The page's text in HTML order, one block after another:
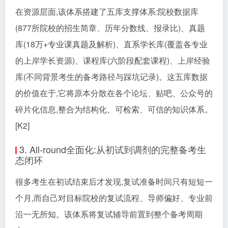
在资源层面,该体系搭建了五库支撑体系:院校数据库
(877所院校的招生简章、历年分数线、报录比)、真题
库(18万+专业课真题及解析)、直系学长库(覆盖各专业
的上岸学长资源)、课程库(六阶段配套课程)、上岸经验
库(不同背景考生的备考路径与踩坑记录)。这五库数据
的价值在于,它将原本分散在各个论坛、贴吧、公众号的
碎片化信息,整合为结构化、可检索、可信的知识体系。
[K2]
3. All-round全面化:从初试到调剂的完整备考生
态闭环
很多考生在初试结束后才发现,复试准备时间只有短短一
个月,而自己对目标院校的复试流程、导师偏好、专业前
沿一无所知。该体系将复试辅导前置到整个备考周期